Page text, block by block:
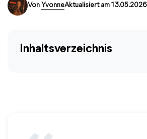
Von YvonneAktualisiert am 13.05.2026
Inhaltsverzeichnis